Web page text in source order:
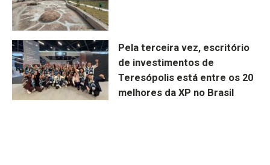
Pela terceira vez, escritório
de investimentos de
Teresópolis está entre os 20
melhores da XP no Brasil